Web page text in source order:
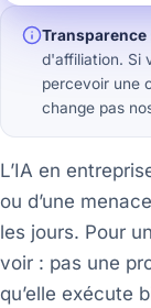
Transparence
d'affiliation. Si
percevoir une
change pas
L’IA en
ou d’une
les jours. Pour
voir : pas une
qu’elle exécute